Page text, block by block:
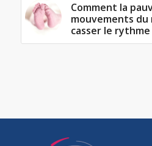
Comment la
mouvements
casser le rythme